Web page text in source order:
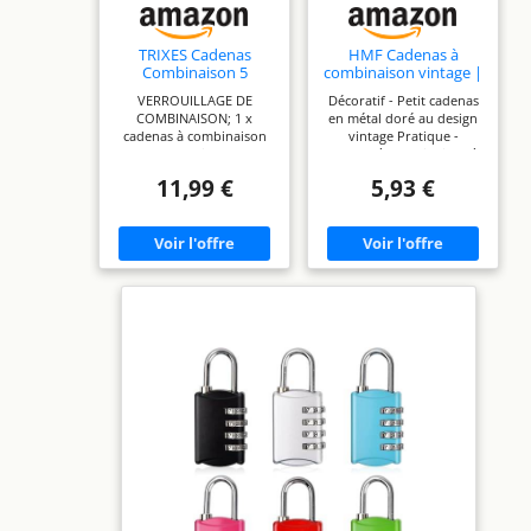
TRIXES Cadenas
Combinaison 5
Clé
VERROUILLAGE DE
COMBINAISON; 1 x
cadenas à combinaison
5 roulettes combinées
sélectionner. Les
couleurs de la roulettes
combinées peuvent
varier DÉFINISSEZ VOTRE
Verrouillez avec une
combinaison de chiffres
TAILLE; Dimensions:
manille en métal de 5 mm
de diamètre, cadenas: 65
mm de large x 67 mm de
hauteur x 20 mm de
profondeur
11,99 €
HMF Cadenas à
combinaison vintage |
3 Chiffres | 4,3 x 3,5 x
1,2 cm | Or
Décoratif - Petit cadenas
en métal doré au design
vintage Pratique -
Serrure à combinaison à
individuellement pour
direct Simple - La
combinaison des chiffres
peut être réinitialisée et
d'autres coffres, valises
ou sacs Dimensions (H x L
x P): 4,3 x 3,5 x 1,2 cm |
Diamètre de l'anse: 0,4
cm | Largeur de l'anse:
0,9 - 1,5 cm | Poids: 26 g
5,93 €